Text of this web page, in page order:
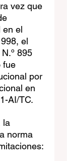
vez que
en el
el
895
fue
por
en
AI/TC.
la
norma